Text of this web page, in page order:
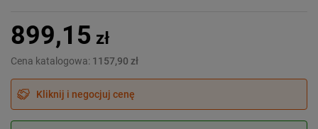
899,15 zł
Cena katalogowa: 1157,90 zł
Kliknij i negocjuj cenę